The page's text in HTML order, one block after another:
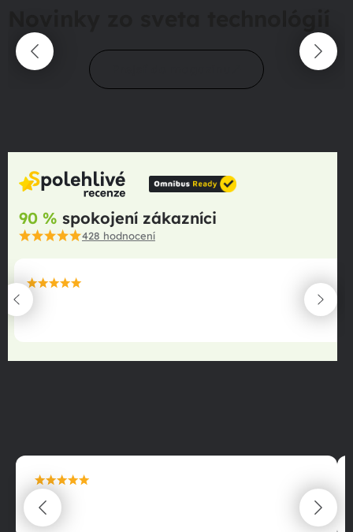
90 % spokojení zákazníci
428 hodnocení
maximální spokojenost
22.06.2025
maximální spokojenost
22.06.2025